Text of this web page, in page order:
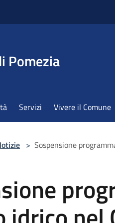
Pomezia
Servizi Vivere il Comune
> Sospensione